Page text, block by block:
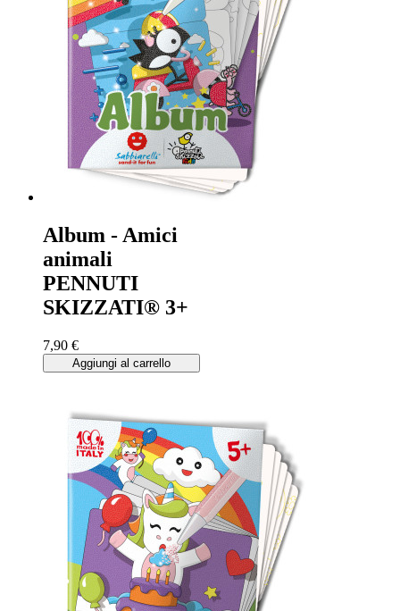
Album - Amici
animali
PENNUTI
SKIZZATI® 3+
7,90 €
Aggiungi al carrello